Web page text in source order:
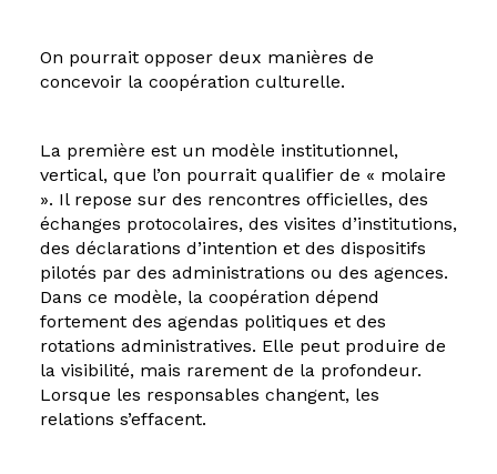
On pourrait opposer deux manières de
concevoir la coopération culturelle.
La première est un modèle institutionnel,
vertical, que l’on pourrait qualifier de « molaire
». Il repose sur des rencontres officielles, des
échanges protocolaires, des visites d’institutions,
des déclarations d’intention et des dispositifs
pilotés par des administrations ou des agences.
Dans ce modèle, la coopération dépend
fortement des agendas politiques et des
rotations administratives. Elle peut produire de
la visibilité, mais rarement de la profondeur.
Lorsque les responsables changent, les
relations s’effacent.